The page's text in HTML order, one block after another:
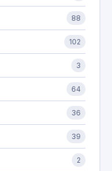
88
102
3
64
36
39
2